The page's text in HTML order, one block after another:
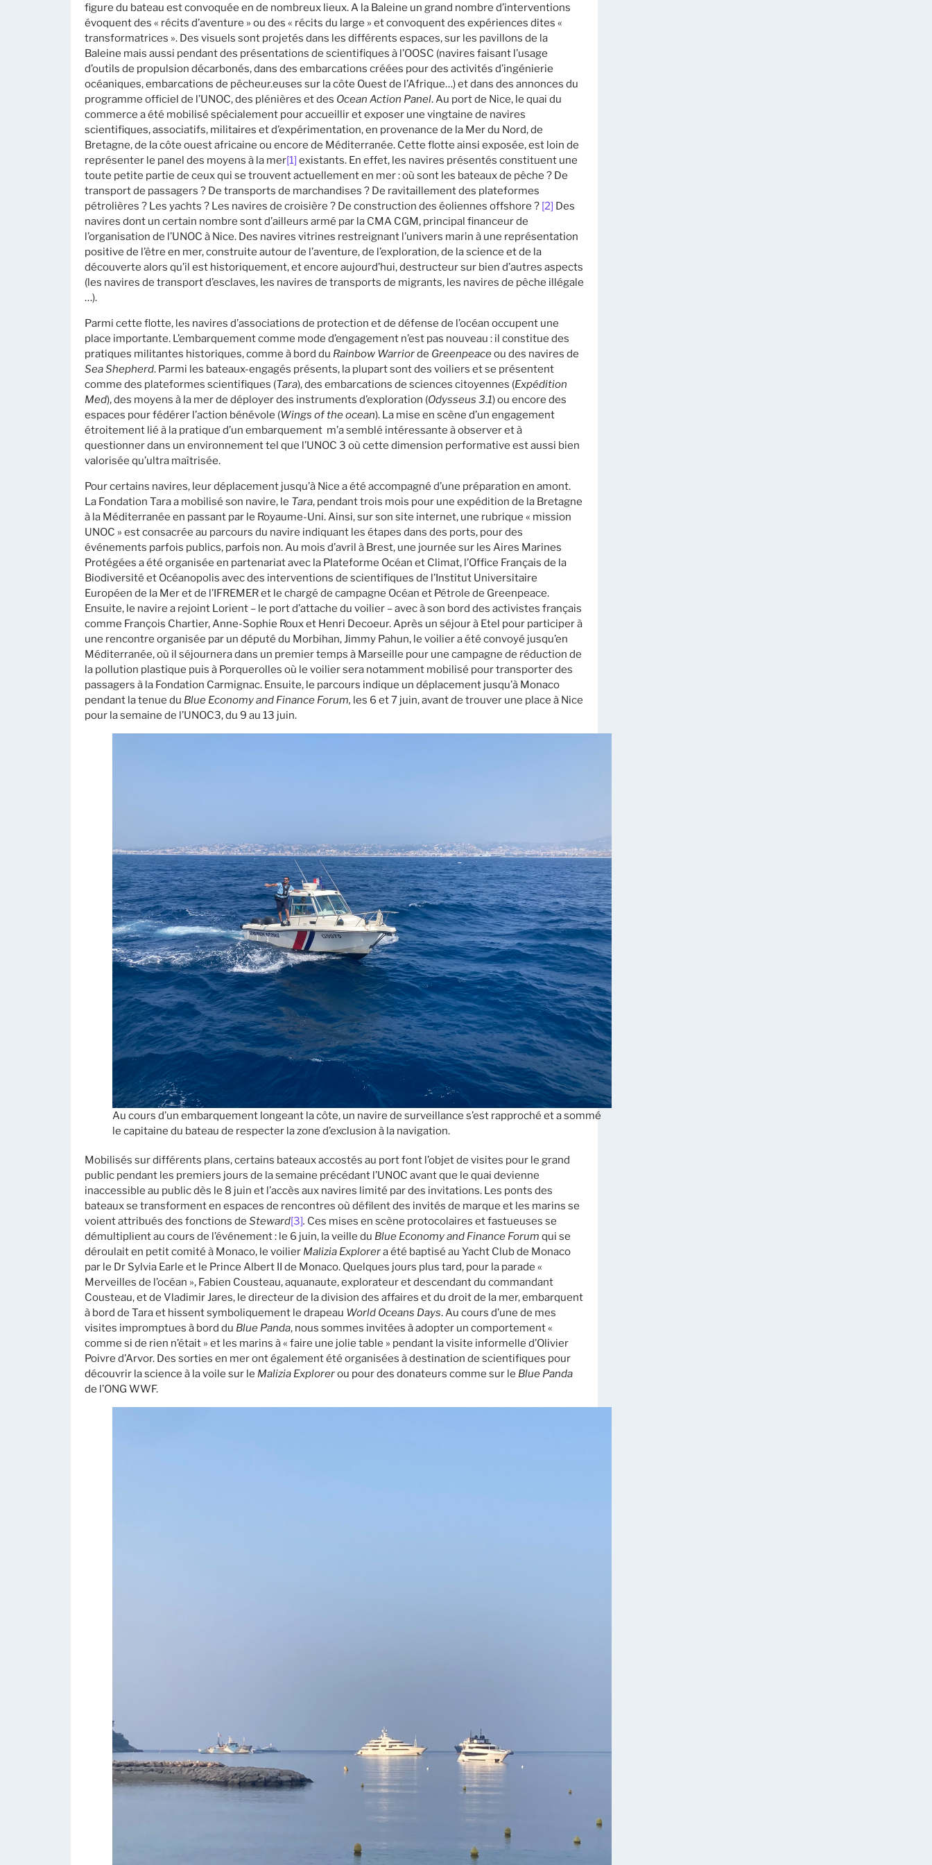
figure du bateau est convoquée en de nombreux lieux. A la Baleine un grand nombre d’interventions
évoquent des « récits d’aventure » ou des « récits du large » et convoquent des expériences dites «
transformatrices ». Des visuels sont projetés dans les différents espaces, sur les pavillons de la
Baleine mais aussi pendant des présentations de scientifiques à l’OOSC (navires faisant l’usage
d’outils de propulsion décarbonés, dans des embarcations créées pour des activités d’ingénierie
océaniques, embarcations de pêcheur.euses sur la côte Ouest de l’Afrique…) et dans des annonces du
programme officiel de l’UNOC, des plénières et des Ocean Action Panel. Au port de Nice, le quai du
commerce a été mobilisé spécialement pour accueillir et exposer une vingtaine de navires
scientifiques, associatifs, militaires et d’expérimentation, en provenance de la Mer du Nord, de
Bretagne, de la côte ouest africaine ou encore de Méditerranée. Cette flotte ainsi exposée, est loin de
représenter le panel des moyens à la mer[1] existants. En effet, les navires présentés constituent une
toute petite partie de ceux qui se trouvent actuellement en mer : où sont les bateaux de pêche ? De
transport de passagers ? De transports de marchandises ? De ravitaillement des plateformes
pétrolières ? Les yachts ? Les navires de croisière ? De construction des éoliennes offshore ? [2] Des
navires dont un certain nombre sont d’ailleurs armé par la CMA CGM, principal financeur de
l’organisation de l’UNOC à Nice. Des navires vitrines restreignant l’univers marin à une représentation
positive de l’être en mer, construite autour de l’aventure, de l’exploration, de la science et de la
découverte alors qu’il est historiquement, et encore aujourd’hui, destructeur sur bien d’autres aspects
(les navires de transport d’esclaves, les navires de transports de migrants, les navires de pêche illégale
…).
Parmi cette flotte, les navires d’associations de protection et de défense de l’océan occupent une
place importante. L’embarquement comme mode d’engagement n’est pas nouveau : il constitue des
pratiques militantes historiques, comme à bord du Rainbow Warriorde Greenpeaceou des navires de
Sea Shepherd. Parmi les bateaux-engagés présents, la plupart sont des voiliers et se présentent
comme des plateformes scientifiques (Tara), des embarcations de sciences citoyennes (Expédition
Med), des moyens à la mer de déployer des instruments d’exploration (Odysseus 3.1) ou encore des
espaces pour fédérer l’action bénévole (Wings of the ocean). La mise en scène d’un engagement
étroitement lié à la pratique d’un embarquement m’a semblé intéressante à observer et à
questionner dans un environnement tel que l’UNOC 3 où cette dimension performative est aussi bien
valorisée qu’ultra maîtrisée.
Pour certains navires, leur déplacement jusqu’à Nice a été accompagné d’une préparation en amont.
La Fondation Tara a mobilisé son navire, le Tara, pendant trois mois pour une expédition de la Bretagne
à la Méditerranée en passant par le Royaume-Uni. Ainsi, sur son site internet, une rubrique « mission
UNOC » est consacrée au parcours du navire indiquant les étapes dans des ports, pour des
événements parfois publics, parfois non. Au mois d’avril à Brest, une journée sur les Aires Marines
Protégées a été organisée en partenariat avec la Plateforme Océan et Climat, l’Office Français de la
Biodiversité et Océanopolis avec des interventions de scientifiques de l’Institut Universitaire
Européen de la Mer et de l’IFREMER et le chargé de campagne Océan et Pétrole de Greenpeace.
Ensuite, le navire a rejoint Lorient – le port d’attache du voilier – avec à son bord des activistes français
comme François Chartier, Anne-Sophie Roux et Henri Decoeur. Après un séjour à Etel pour participer à
une rencontre organisée par un député du Morbihan, Jimmy Pahun, le voilier a été convoyé jusqu’en
Méditerranée, où il séjournera dans un premier temps à Marseille pour une campagne de réduction de
la pollution plastique puis à Porquerolles où le voilier sera notamment mobilisé pour transporter des
passagers à la Fondation Carmignac. Ensuite, le parcours indique un déplacement jusqu’à Monaco
pendant la tenue du Blue Economy and Finance Forum, les 6 et 7 juin, avant de trouver une place à Nice
pour la semaine de l’UNOC3, du 9 au 13 juin.
Au cours d’un embarquement longeant la côte, un navire de surveillance s’est rapproché et a sommé
le capitaine du bateau de respecter la zone d’exclusion à la navigation.
Mobilisés sur différents plans, certains bateaux accostés au port font l’objet de visites pour le grand
public pendant les premiers jours de la semaine précédant l’UNOC avant que le quai devienne
inaccessible au public dès le 8 juin et l’accès aux navires limité par des invitations. Les ponts des
bateaux se transforment en espaces de rencontres où défilent des invités de marque et les marins se
voient attribués des fonctions de Steward[3]. Ces mises en scène protocolaires et fastueuses se
démultiplient au cours de l’événement : le 6 juin, la veille du Blue Economy and Finance Forum qui se
déroulait en petit comité à Monaco, le voilier Malizia Explorera été baptisé au Yacht Club de Monaco
par le Dr Sylvia Earle et le Prince Albert II de Monaco. Quelques jours plus tard, pour la parade «
Merveilles de l’océan », Fabien Cousteau, aquanaute, explorateur et descendant du commandant
Cousteau, et de Vladimir Jares, le directeur de la division des affaires et du droit de la mer, embarquent
à bord de Tara et hissent symboliquement le drapeau World Oceans Days. Au cours d’une de mes
visites impromptues à bord du Blue Panda, nous sommes invitées à adopter un comportement «
comme si de rien n’était » et les marins à « faire une jolie table » pendant la visite informelle d’Olivier
Poivre d’Arvor. Des sorties en mer ont également été organisées à destination de scientifiques pour
découvrir la science à la voile sur le Malizia Explorerou pour des donateurs comme sur le Blue Panda
de l’ONG WWF.